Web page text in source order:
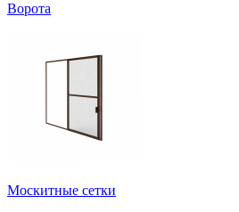
Ворота
Москитные сетки